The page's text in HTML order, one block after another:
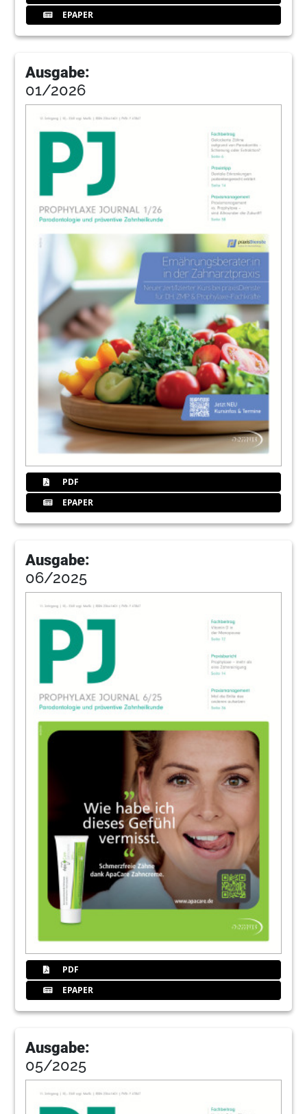
Redaktion
EPAPER
Ausgabe:
01/2026
PDF
EPAPER
Ausgabe:
06/2025
PDF
EPAPER
Ausgabe:
05/2025